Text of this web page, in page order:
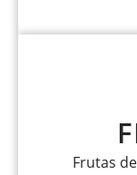
Frutas